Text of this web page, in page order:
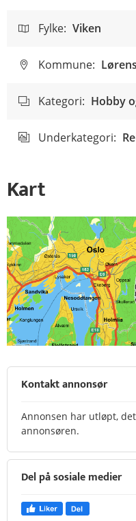
Fylke: Viken
Kommune:
Kategori: Hobby
Underkategori:
Kart
Kontakt annonsør
Annonsen har utløpt,
annonsøren.
Del på sosiale medier